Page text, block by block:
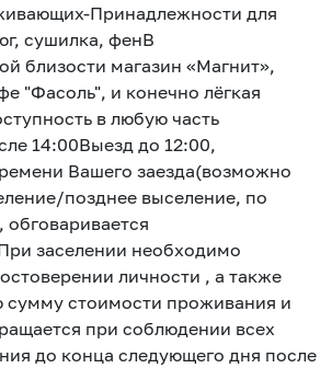
Принадлежности для
сушилка, фенВ
близости магазин «Магнит»,
"Фасоль", и конечно лёгкая
в любую часть
14:00Выезд до 12:00,
Вашего заезда(возможно
позднее выселение, по
заселении необходимо
личности , а также
сумму стоимости проживания и
при соблюдении всех
до конца следующего дня после